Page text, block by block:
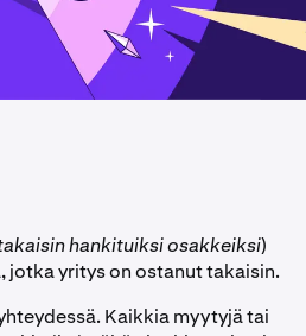
hankituiksi osakkeiksi)
yritys on ostanut takaisin.
Kaikkia myytyjä tai